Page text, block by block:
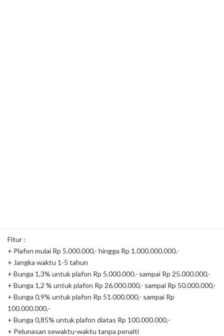
Fitur :
+ Plafon mulai Rp 5.000.000,- hingga Rp 1.000.000.000,-
+ Jangka waktu 1-5 tahun
+ Bunga 1,3% untuk plafon Rp 5.000.000.- sampai Rp 25.000.000,-
+ Bunga 1,2 % untuk plafon Rp 26.000.000,- sampai Rp 50.000.000,-
+ Bunga 0,9% untuk plafon Rp 51.000.000,- sampai Rp
100.000.000,-
+ Bunga 0,85% untuk plafon diatas Rp 100.000.000,-
+ Pelunasan sewaktu-waktu tanpa penalti